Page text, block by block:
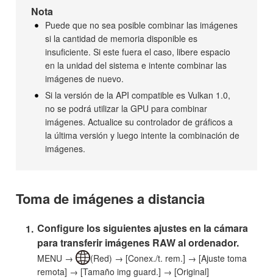
Nota
Puede que no sea posible combinar las imágenes
si la cantidad de memoria disponible es
insuficiente. Si este fuera el caso, libere espacio
en la unidad del sistema e intente combinar las
imágenes de nuevo.
Si la versión de la API compatible es Vulkan 1.0,
no se podrá utilizar la GPU para combinar
imágenes. Actualice su controlador de gráficos a
la última versión y luego intente la combinación de
imágenes.
Toma de imágenes a distancia
Configure los siguientes ajustes en la cámara
para transferir imágenes RAW al ordenador.
MENU →
(Red) → [Conex./t. rem.] → [Ajuste toma
remota] → [Tamaño img guard.] → [Original]